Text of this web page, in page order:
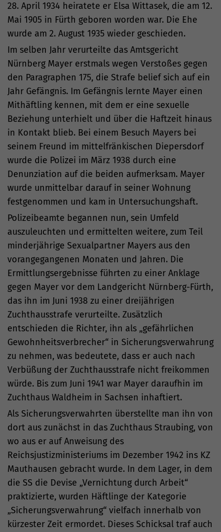
28. April 1934 heiratete er Elsa Wittasek, die am 12.
Mai 1905 in Fürth geboren worden war. Die Ehe
wurde am 2. August 1935 wieder geschieden.
Im selben Jahr verurteilte das Amtsgericht
Nürnberg Mayer erstmals wegen Verstoßes gegen
den Paragraphen 175, die Strafe belief sich auf ein
Jahr Gefängnis. Im Gefängnis lernte Mayer einen
Mithäftling kennen, mit dem er eine sexuelle
Beziehung unterhielt und über die Haftzeit hinaus
in Kontakt blieb. Bei einem Besuch Mayers bei
seinem Freund im mittelfränkischen Diepersdorf
wurde die Polizei im März 1938 durch eine
Denunziation auf die beiden aufmerksam. Mayer
wurde unmittelbar darauf in seiner Wohnung
festgenommen und kam in Untersuchungshaft.
Polizeibeamte begannen nun, sein Umfeld
auszuleuchten und ermittelten weitere, zum Teil
minderjährige Sexualpartner Mayers aus den
vorangegangenen Monaten und Jahren. Die
Ermittlungsergebnisse führten zu einer Anklage
gegen Mayer vor dem Landgericht Nürnberg-Fürth,
das ihn im Juni 1938 zu einer dreijährigen
Zuchthausstrafe verurteilte. Zusätzlich
entschieden die Richter, ihn als „gefährlichen
Gewohnheitsverbrecher“ in Sicherungsverwahrung
zu nehmen, was bedeutete, dass er auch nach
Verbüßung der Zuchthausstrafe nicht freikommen
würde. Bis zum Juni 1941 war Mayer daraufhin im
Zuchthaus Waldheim in Sachsen inhaftiert.
Als Sicherungsverwahrten überstellte man ihn von
dort aus zunächst in das Zuchthaus Straubing, von
wo aus er auf Anweisung des
Reichsjustizministeriums im Dezember 1942 ins KZ
Mauthausen gebracht wurde. In dem Lager, in dem
die SS die Devise „Vernichtung durch Arbeit“
praktizierte, wurden Häftlinge der Kategorie
„Sicherungsverwahrung“ vielfach innerhalb von
kürzester Zeit ermordet. Dieses Schicksal traf auch